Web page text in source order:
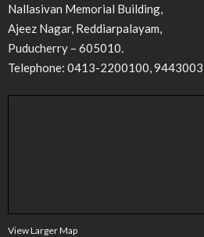
Nallasivan Memorial Building,
Ajeez Nagar, Reddiarpalayam,
Puducherry – 605010.
Telephone: 0413-2200100,
View Larger Map